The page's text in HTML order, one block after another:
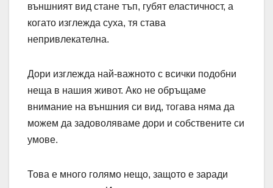
външният вид стане тъп, губят еластичност, а
когато изглежда суха, тя става
непривлекателна.
Дори изглежда най-важното с всички подобни
неща в нашия живот. Ако не обръщаме
внимание на външния си вид, тогава няма да
можем да задоволяваме дори и собствените си
умове.
Това е много голямо нещо, защото е заради